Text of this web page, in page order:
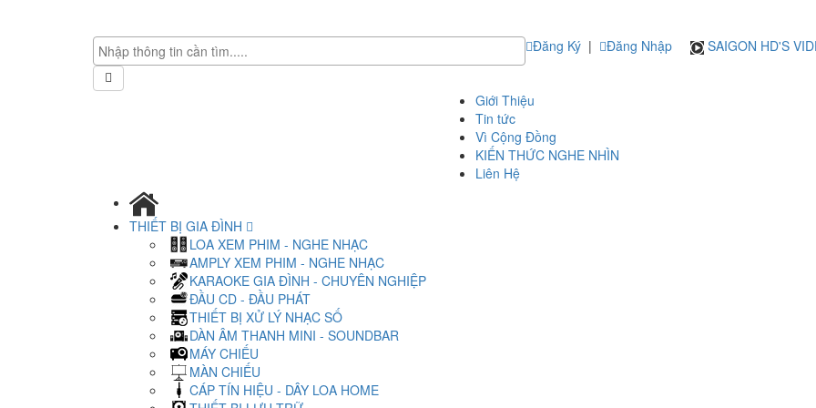
Đăng Ký | Đăng Nhập SAIGON HD'S
Giới Thiệu
Tin tức
Vì Cộng Đồng
KIẾN THỨC NGHE NHÌN
Liên Hệ
THIẾT BỊ GIA ĐÌNH
LOA XEM PHIM - NGHE NHẠC
AMPLY XEM PHIM - NGHE NHẠC
KARAOKE GIA ĐÌNH - CHUYÊN NGHIỆP
ĐẦU CD - ĐẦU PHÁT
THIẾT BỊ XỬ LÝ NHẠC SỐ
DÀN ÂM THANH MINI - SOUNDBAR
MÁY CHIẾU
MÀN CHIẾU
CÁP TÍN HIỆU - DÂY LOA HOME